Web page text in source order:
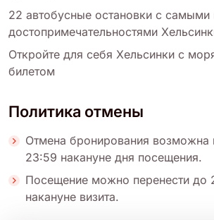
22 автобусные остановки с
достопримечательностями
Откройте для себя Хельсинки с
билетом
Политика отмены
Отмена бронирования возможна
23:59 накануне дня посещения.
Посещение можно перенести до
накануне визита.